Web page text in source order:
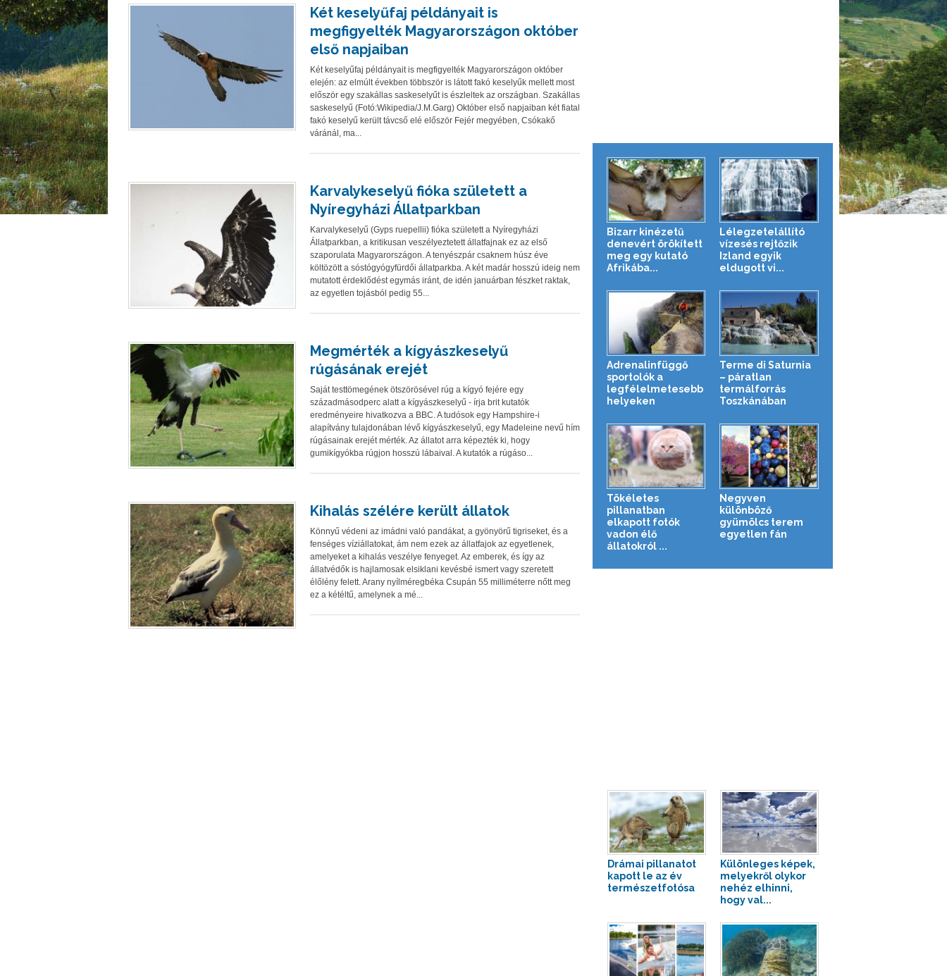
Két keselyűfaj példányait is
megfigyelték Magyarországon október
első napjaiban
Két keselyűfaj példányait is megfigyelték Magyarországon október
elején: az elmúlt években többször is látott fakó keselyűk mellett most
először egy szakállas saskeselyűt is észleltek az országban. Szakállas
saskeselyű (Fotó:Wikipedia/J.M.Garg) Október első napjaiban két fiatal
fakó keselyű került távcső elé először Fejér megyében, Csókakő
váránál, ma...
Karvalykeselyű fióka született a
Nyíregyházi Állatparkban
Karvalykeselyű (Gyps ruepellii) fióka született a Nyíregyházi
Állatparkban, a kritikusan veszélyeztetett állatfajnak ez az első
szaporulata Magyarországon. A tenyészpár csaknem húsz éve
költözött a sóstógyógyfürdői állatparkba. A két madár hosszú ideig nem
mutatott érdeklődést egymás iránt, de idén januárban fészket raktak,
az egyetlen tojásból pedig 55...
Megmérték a kígyászkeselyű
rúgásának erejét
Saját testtömegének ötszörösével rúg a kígyó fejére egy
századmásodperc alatt a kígyászkeselyű - írja brit kutatók
eredményeire hivatkozva a BBC. A tudósok egy Hampshire-i
alapítvány tulajdonában lévő kígyászkeselyű, egy Madeleine nevű hím
rúgásainak erejét mérték. Az állatot arra képezték ki, hogy
gumikígyókba rúgjon hosszú lábaival. A kutatók a rúgáso...
Kihalás szélére került állatok
Könnyű védeni az imádni való pandákat, a gyönyörű tigriseket, és a
fenséges víziállatokat, ám nem ezek az állatfajok az egyetlenek,
amelyeket a kihalás veszélye fenyeget. Az emberek, és így az
állatvédők is hajlamosak elsiklani kevésbé ismert vagy szeretett
élőlény felett. Arany nyílméregbéka Csupán 55 milliméterre nőtt meg
ez a kétéltű, amelynek a mé...
Bizarr kinézetű
denevért örökített
meg egy kutató
Afrikába...
Lélegzetelállító
vízesés rejtőzik
Izland egyik
eldugott vi...
Adrenalinfüggő
sportolók a
legfélelmetesebb
helyeken
Terme di Saturnia
– páratlan
termálforrás
Toszkánában
Tökéletes
pillanatban
elkapott fotók
vadon élő
állatokról ...
Negyven
különböző
gyümölcs terem
egyetlen fán
Drámai pillanatot
kapott le az év
természetfotósa
Különleges képek,
melyekről olykor
nehéz elhinni,
hogy val...